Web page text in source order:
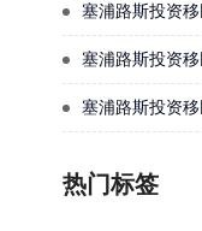
塞浦路斯投资
塞浦路斯投资
塞浦路斯投资
热门标签